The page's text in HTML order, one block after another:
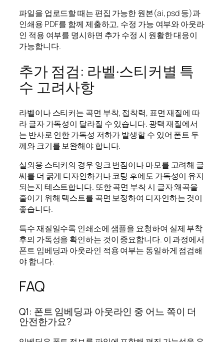
파일을 업로드할 때는 편집 가능한 원본(ai, psd 등)과
인쇄용 PDF를 함께 제출하고, 수정 가능 여부와 아웃라
인 적용 여부를 명시하면 추가 수정 시 원활한 대응이
가능합니다.
추가 점검: 라벨·스티커별 특
수 고려사항
라벨이나 스티커는 곡면 부착, 접착력, 표면 재질에 따
라 글자 가독성이 달라질 수 있습니다. 광택 재질에서
는 반사로 인한 가독성 저하가 발생할 수 있어 폰트 두
께와 크기를 보완해야 합니다.
실외용 스티커의 경우 잉크 번짐이나 마모를 고려해 글
씨를 더 굵게 디자인하거나 코팅 후에도 가독성이 유지
되는지 테스트합니다. 또한 곡면 부착 시 글자 왜곡을
줄이기 위해 텍스트를 곡면 보정하여 디자인하는 것이
좋습니다.
특수 재질일수록 인쇄소에 샘플을 요청하여 실제 부착
후의 가독성을 확인하는 것이 중요합니다. 이 과정에서
폰트 임베딩과 아웃라인 적용 여부는 동일하게 점검해
야 합니다.
FAQ
Q1: 폰트 임베딩과 아웃라인 중 어느 쪽이 더
안전한가요?